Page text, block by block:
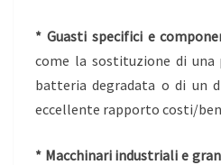
* Guasti specifici e
come la sostituzione di una
batteria degradata o di un
eccellente rapporto costi/
* Macchinari industriali e